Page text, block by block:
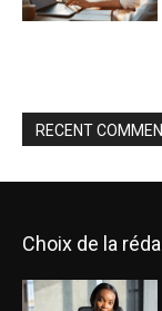
RECENT
Choix de la